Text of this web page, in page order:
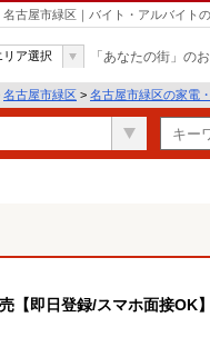
古屋市緑区｜バイト・アルバイト
リア選択 「あなたの街」の
名古屋市緑区 > 名古屋市緑区の家電
【即日登録/スマホ面接OK